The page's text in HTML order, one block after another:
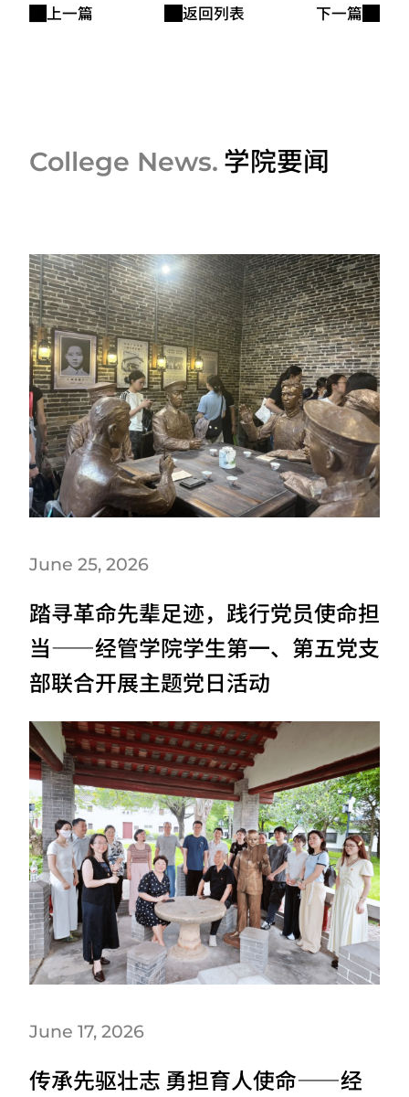
上一篇 返回列表 下一篇
College News. 学院要闻
June 25, 2026
踏寻革命先辈足迹，践行党员使命担
当——经管学院学生第一、第五党支
部联合开展主题党日活动
June 17, 2026
传承先驱壮志 勇担育人使命——经